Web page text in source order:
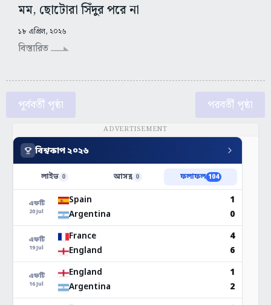
মম, ছোটোরা সিঁদুর পরে না
১৮ এপ্রিল, ২০২৬
বিস্তারিত
পূর্ববর্তী পৃষ্ঠা পরবর্তী পৃষ্ঠা
ADVERTISEMENT